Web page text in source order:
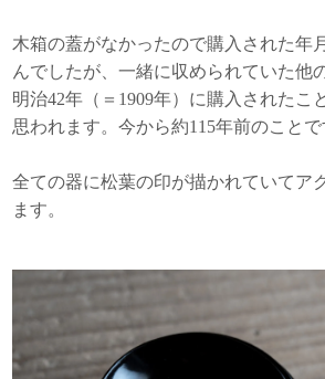
木箱の蓋がなかったので購入された年
んでしたが、一緒に収められていた他
明治42年（＝1909年）に購入されたこ
思われます。今から約115年前のことで
全ての器に松葉の印が描かれていてア
ます。